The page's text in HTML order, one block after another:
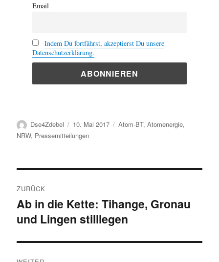
Email
Indem Du fortfährst, akzeptierst Du unsere
Datenschutzerklärung.
Autor
Dse4Zdebel
Veröffentlicht
am
10. Mai 2017 Kategorien
Atom-BT,Atomenergie,
NRW, Pressemitteilungen
ZURÜCK
Vorheriger
Beitrag:
Ab in die Kette: Tihange, Gronau
und Lingen stilllegen